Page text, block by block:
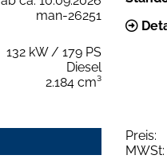
man-26251
132 kW / 179 PS
Diesel
2.184 cm³
Preis:
MWSt: